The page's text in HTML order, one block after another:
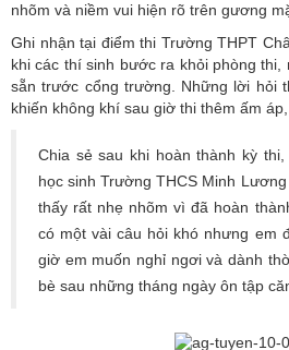
nhõm và niềm vui hiện rõ trên gương
Ghi nhận tại điểm thi Trường THPT
khi các thí sinh bước ra khỏi phòng thi,
sẵn trước cổng trường. Những lời hỏi
khiến không khí sau giờ thi thêm ấm áp,
Chia sẻ sau khi hoàn thành kỳ
học sinh Trường THCS Minh
thấy rất nhẹ nhõm vì đã hoàn
có một vài câu hỏi khó nhưng em
giờ em muốn nghỉ ngơi và dành
bè sau những tháng ngày ôn tập